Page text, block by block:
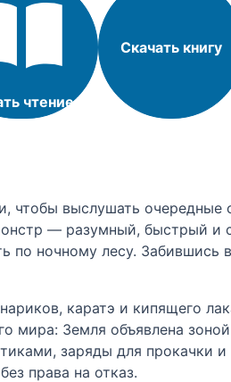
чтение
Скачать книгу
чтобы выслушать
— разумный, быстрый и
по ночному лесу.
каратэ и кипящего
мира: Земля объявлена
заряды для прокачки
права на отказ.